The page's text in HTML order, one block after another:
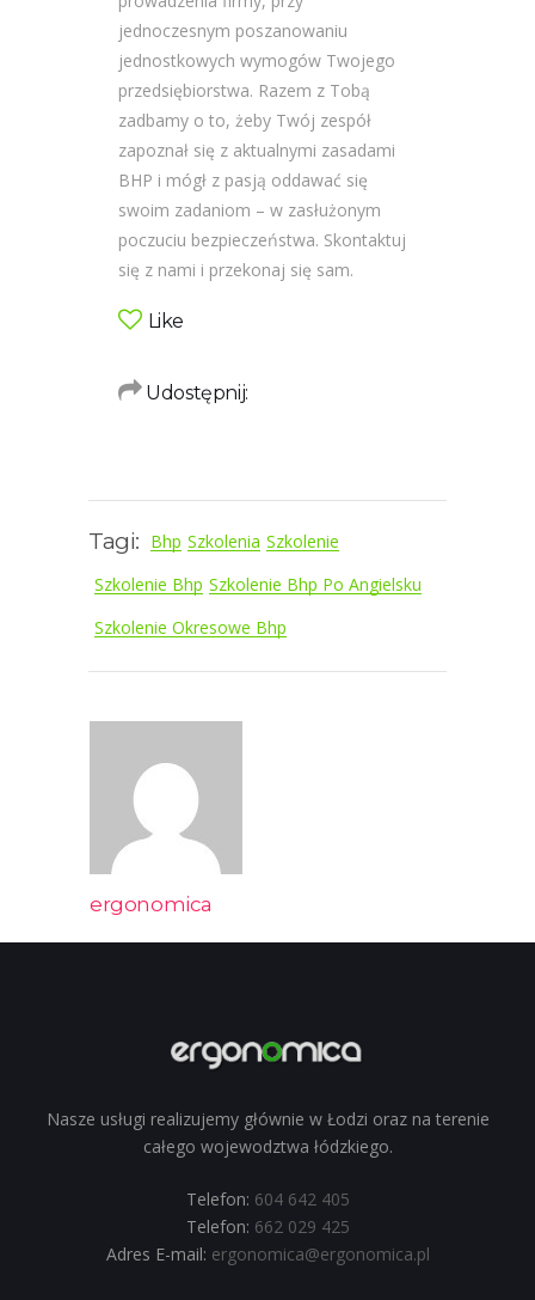
jednoczesnym poszanowaniu
jednostkowych wymogów Twojego
przedsiębiorstwa. Razem z Tobą
zadbamy o to, żeby Twój zespół
zapoznał się z aktualnymi zasadami
BHP i mógł z pasją oddawać się
swoim zadaniom – w zasłużonym
poczuciu bezpieczeństwa. Skontaktuj
się z nami i przekonaj się sam.
Like
Udostępnij:
Tagi: Bhp Szkolenia Szkolenie
Szkolenie Bhp Szkolenie Bhp Po Angielsku
Szkolenie Okresowe Bhp
ergonomica
Nasze usługi realizujemy głównie w Łodzi oraz na terenie
całego wojewodztwa łódzkiego.
Telefon: 604 642 405
Telefon: 662 029 425
Adres E-mail: ergonomica@ergonomica.pl